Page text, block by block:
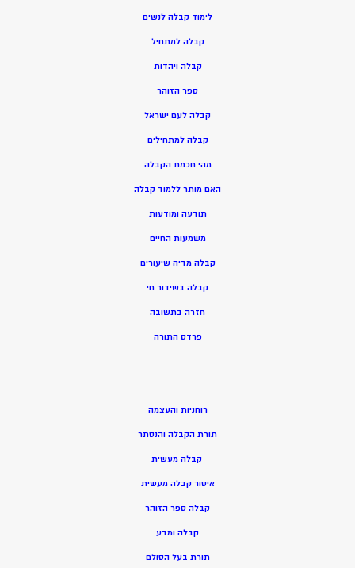
לימוד קבלה לנשים
קבלה למתחיל
קבלה ויהדות
ספר הזוהר
קבלה לעם ישראל
קבלה למתחילים
מהי חכמת הקבלה
האם מותר ללמוד קבלה
תודעה ומודעות
משמעות החיים
קבלה מדיה שיעורים
קבלה בשידור חי
חזרה בתשובה
פרדס התורה
רוחניות והעצמה
תורת הקבלה והנסתר
קבלה מעשית
איסור קבלה מעשית
קבלה ספר הזוהר
קבלה ומדע
תורת בעל הסולם